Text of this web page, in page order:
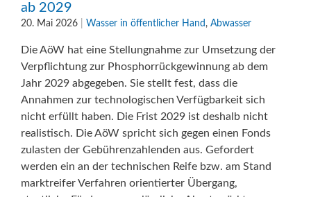
ab 2029
20. Mai 2026 Wasser in öffentlicher Hand , Abwasser
Die AöW hat eine Stellungnahme zur Umsetzung der
Verpflichtung zur Phosphorrückgewinnung ab dem
Jahr 2029 abgegeben. Sie stellt fest, dass die
Annahmen zur technologischen Verfügbarkeit sich
nicht erfüllt haben. Die Frist 2029 ist deshalb nicht
realistisch. Die AöW spricht sich gegen einen Fonds
zulasten der Gebührenzahlenden aus. Gefordert
werden ein an der technischen Reife bzw. am Stand
marktreifer Verfahren orientierter Übergang,